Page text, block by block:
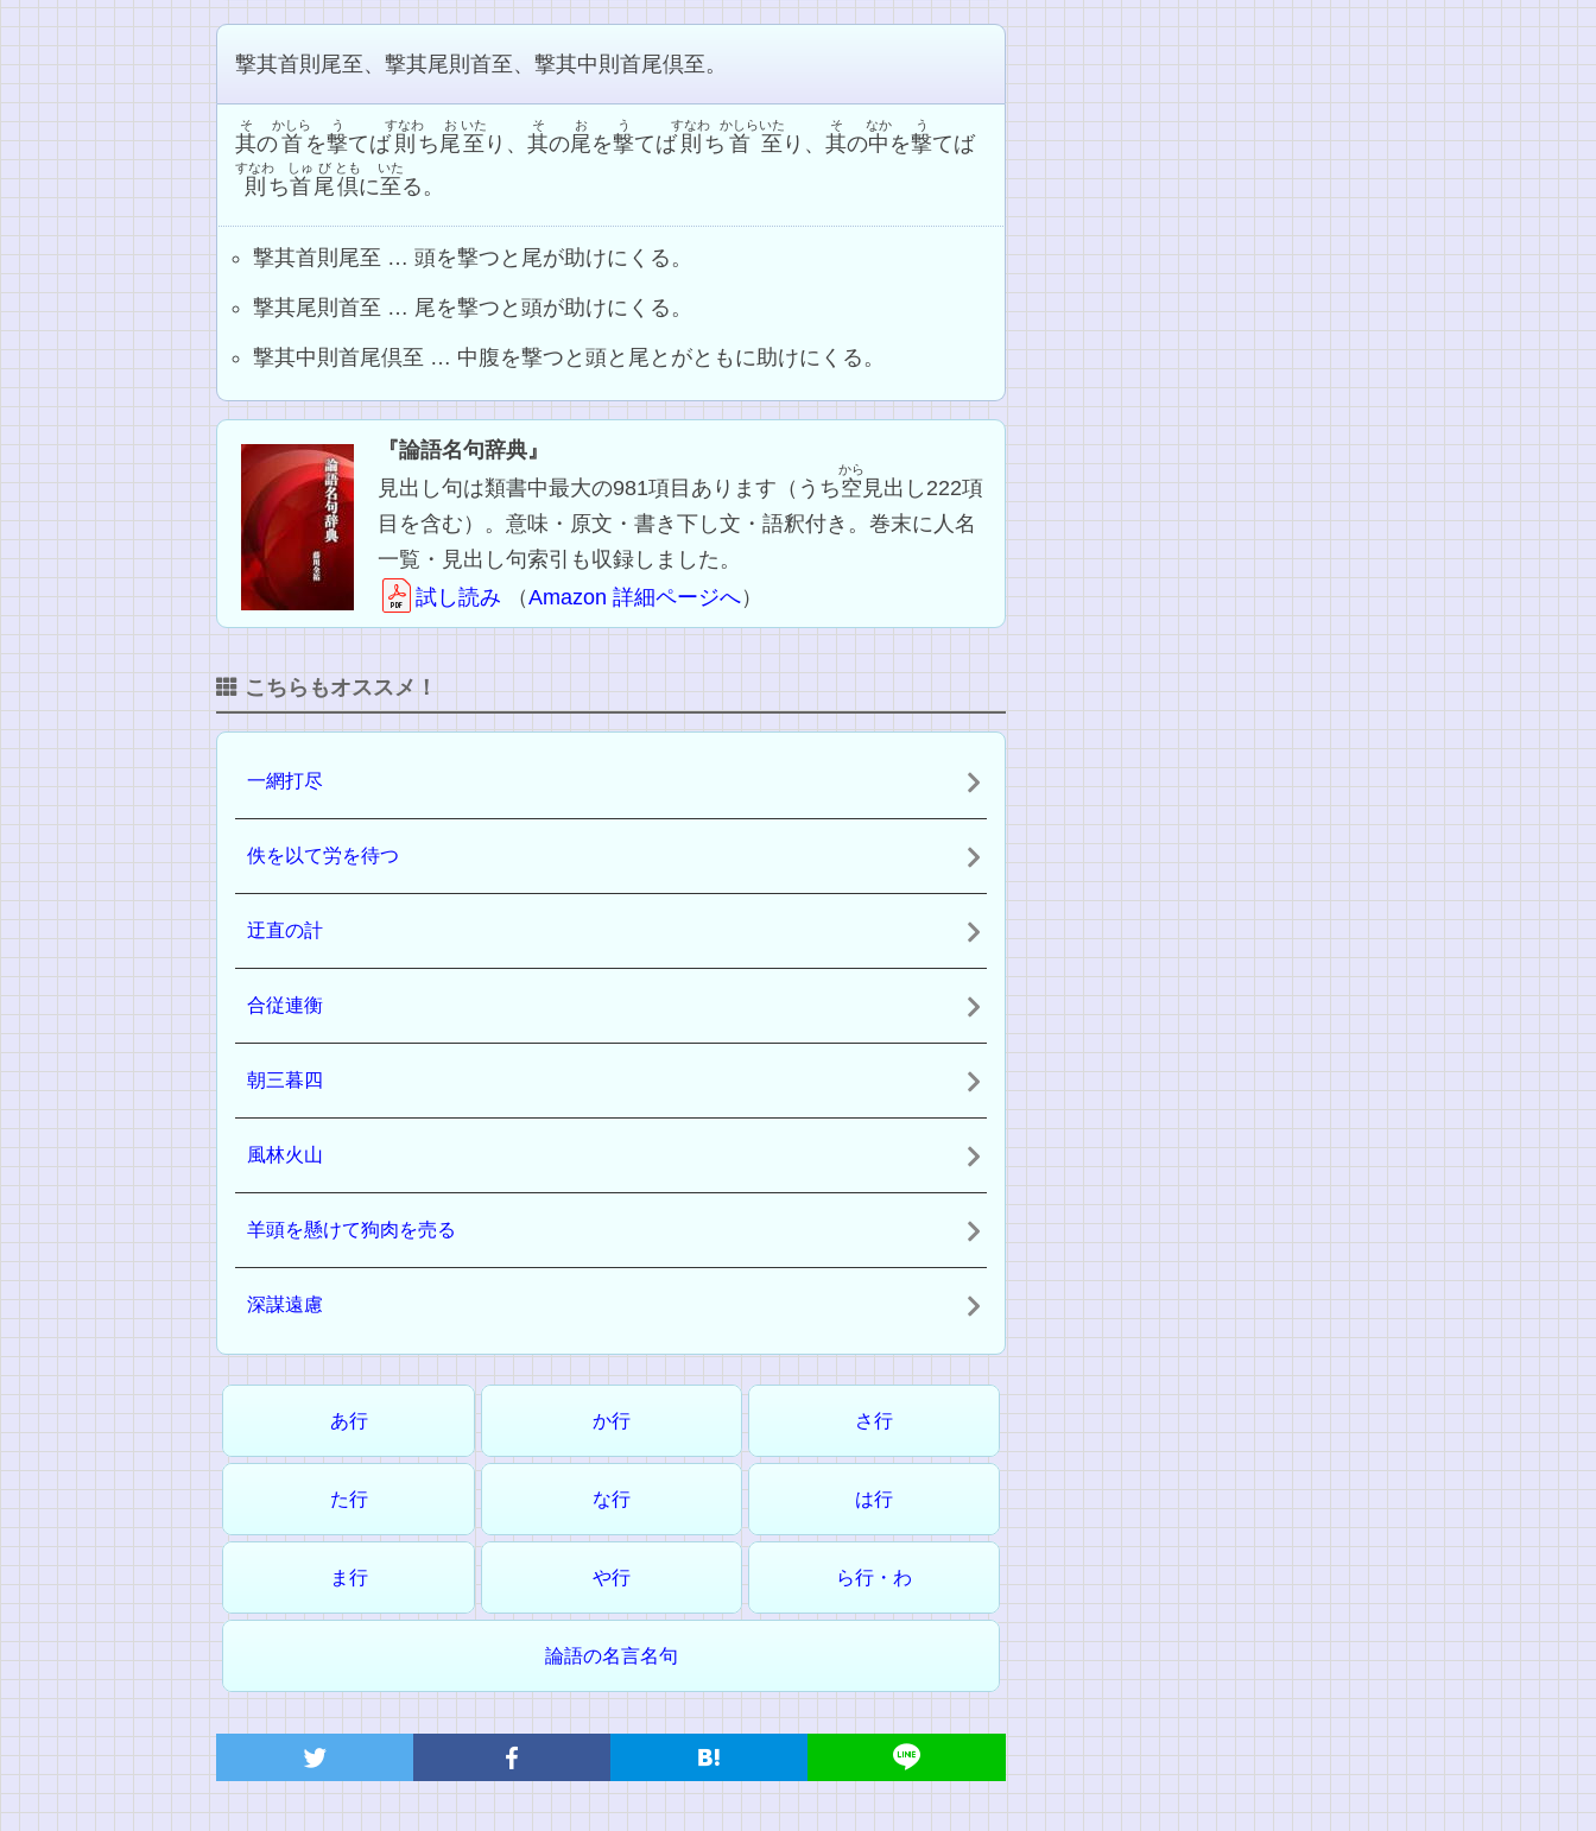
撃其首則尾至、撃其尾則首至、撃其中則首尾倶至。
其
そ
の首
かしら
を撃
う
てば 則
すなわ
ち尾
お
至
いた
り、 其
そ
の尾
お
を撃
う
てば 則
すなわ
ち 首
かしら
至
いた
り、 其
そ
の中
なか
を撃
う
てば
則
すなわ
ち首
しゅ
尾
び
倶
とも
に至
いた
る。
撃其首則尾至 … 頭を撃つと尾が助けにくる。
撃其尾則首至 … 尾を撃つと頭が助けにくる。
撃其中則首尾倶至 … 中腹を撃つと頭と尾とがともに助けにくる。
『論語名句辞典』
見出し句は類書中最大の981項目あります（うち空
から
見出し222項
目を含む）。意味・原文・書き下し文・語釈付き。巻末に人名
一覧・見出し句索引も収録しました。
試し読み （Amazon 詳細ページへ）
こちらもオススメ！
一網打尽
佚を以て労を待つ
迂直の計
合従連衡
朝三暮四
風林火山
羊頭を懸けて狗肉を売る
深謀遠慮
あ行 か行 さ行
た行 な行 は行
ま行 や行 ら行・わ
論語の名言名句